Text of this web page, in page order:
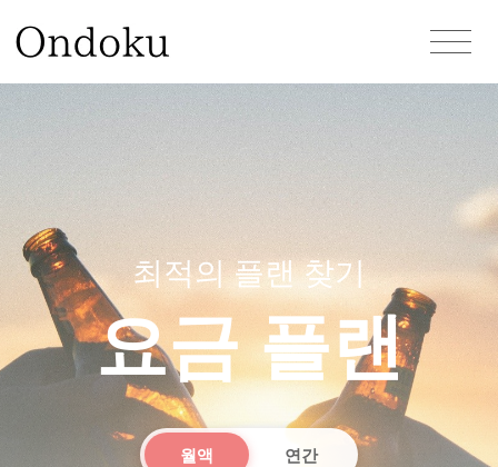
최적의 플랜 찾기
요금 플랜
월액 연간